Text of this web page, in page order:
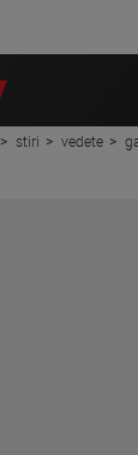
stiri vedete